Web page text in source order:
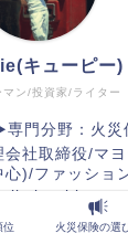
マン/投資家/ライター
キューピー)
門分野：火災
社取締役/マ
)/ファッショ
位 火災保険の選